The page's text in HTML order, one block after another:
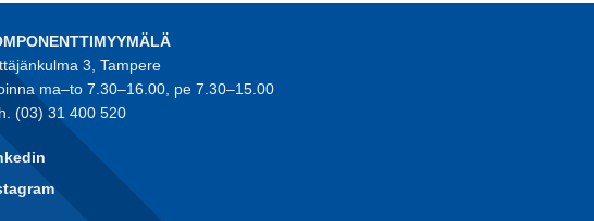
3, Tampere
ma–to 7.30–16.00, pe 7.30–15.00
(03) 31 400 520